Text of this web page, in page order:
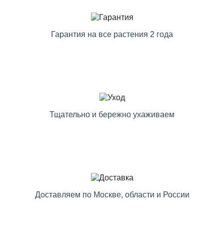
Гарантия на все растения 2 года
Тщательно и бережно ухаживаем
Доставляем по Москве, области и России